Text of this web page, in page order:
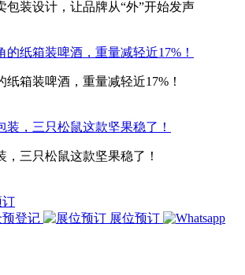
包装设计，让品牌从“外”开始发声
箱装啤酒，重量减轻近17%！
，三只松鼠这款坚果稳了！
订
登记
展位预订